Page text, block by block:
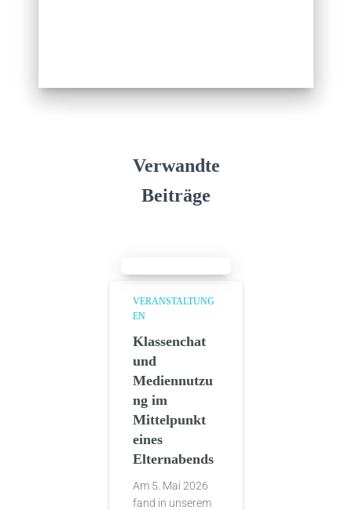
Verwandte
Beiträge
VERANSTALTUNG
EN
Klassenchat
und
Mediennutzu
ng im
Mittelpunkt
eines
Elternabends
Am 5. Mai 2026
fand in unserem